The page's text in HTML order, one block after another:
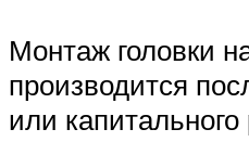
Монтаж головки
производится
или